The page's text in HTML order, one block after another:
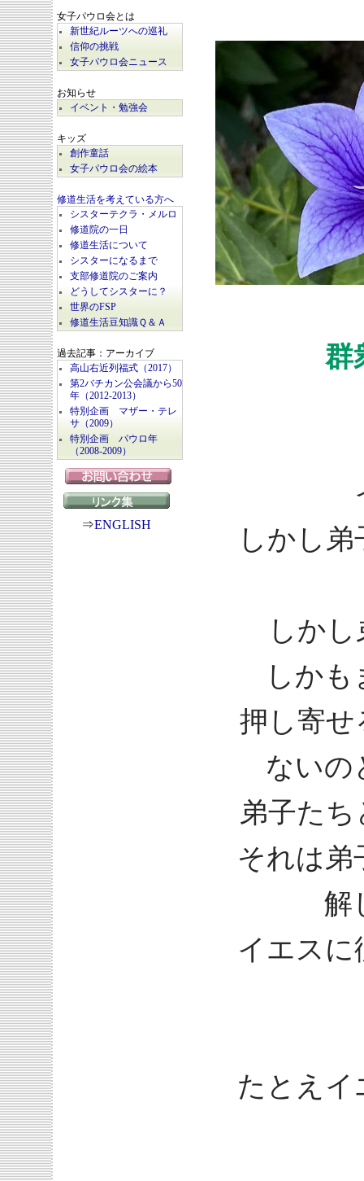
女子パウロ会とは
新世紀ルーツへの巡礼
信仰の挑戦
女子パウロ会ニュース
お知らせ
イベント・勉強会
キッズ
創作童話
女子パウロ会の絵本
修道生活を考えている方へ
シスターテクラ・メルロ
修道院の一日
修道生活について
シスターになるまで
支部修道院のご案内
どうしてシスターに？
世界のFSP
修道生活豆知識Ｑ＆Ａ
過去記事：アーカイブ
高山右近列福式（2017）
第2バチカン公会議から50
年（2012-2013）
特別企画 マザー・テレ
サ（2009）
特別企画 パウロ年
（2008-2009）
⇒ENGLISH
群
しかし
しか
しか
押し寄せ
ないの
弟子た
それは弟
解
イエスに
たとえイ